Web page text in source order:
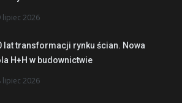
lipiec 2026
lat transformacji rynku ścian. Nowa
H+H w budownictwie
lipiec 2026